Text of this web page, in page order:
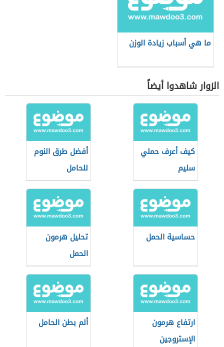
ما هي أسباب زيادة الوزن
الزوار شاهدوا أيضاً
كيف أعرف حملي
سليم
أفضل طرق النوم
للحامل
حساسية الحمل
تحليل هرمون
الحمل
ارتفاع هرمون
الإستروجين
ألم بطن الحامل